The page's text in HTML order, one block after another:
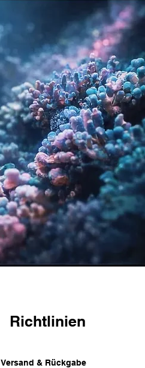
Richtlinien
Versand & Rückgabe